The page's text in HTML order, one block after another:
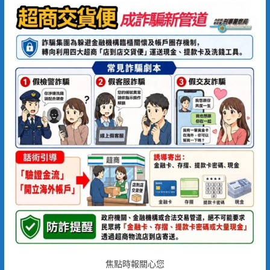
焦點時報關心您